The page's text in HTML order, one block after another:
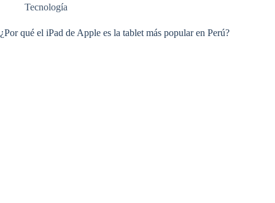
Tecnología
¿Por qué el iPad de Apple es la tablet más popular en Perú?